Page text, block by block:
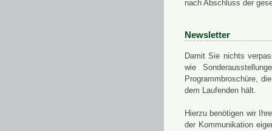
nach Abschluss der
Newsletter
Damit Sie nichts
wie
Programmbroschüre,
dem Laufenden hält.
Hierzu benötigen wir
der Kommunikation